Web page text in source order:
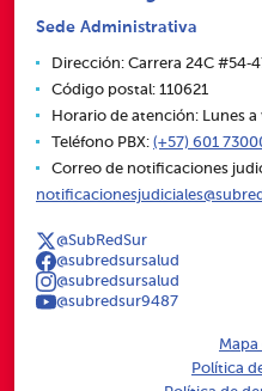
Sede Administrativa
Dirección: Carrera 24C
Código postal: 110621
Horario de atención: Lunes a
Teléfono PBX: (+57) 601
Correo de notificaciones
@SubRedSur
@subredsursalud
@subredsursalud
@subredsur9487
Política